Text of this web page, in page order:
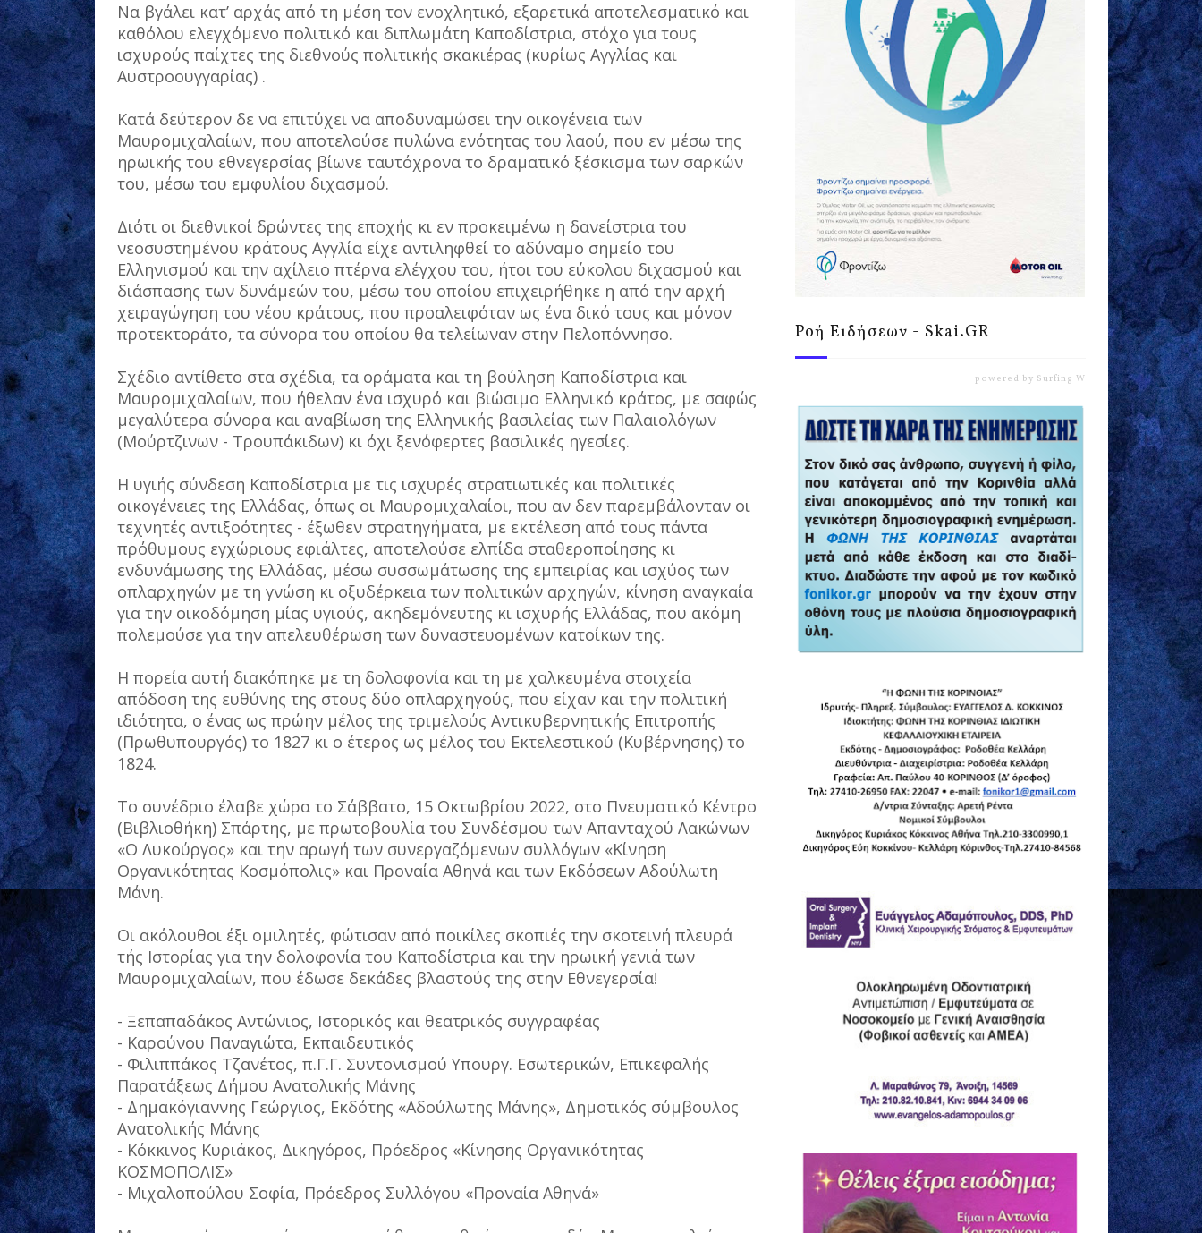
Να βγάλει κατ’ αρχάς από τη μέση τον ενοχλητικό, εξαρετικά αποτελεσματικό και
καθόλου ελεγχόμενο πολιτικό και διπλωμάτη Καποδίστρια, στόχο για τους
ισχυρούς παίχτες της διεθνούς πολιτικής σκακιέρας (κυρίως Αγγλίας και
Αυστροουγγαρίας) .
Κατά δεύτερον δε να επιτύχει να αποδυναμώσει την οικογένεια των
Μαυρομιχαλαίων, που αποτελούσε πυλώνα ενότητας του λαού, που εν μέσω της
ηρωικής του εθνεγερσίας βίωνε ταυτόχρονα το δραματικό ξέσκισμα των σαρκών
του, μέσω του εμφυλίου διχασμού.
Διότι οι διεθνικοί δρώντες της εποχής κι εν προκειμένω η δανείστρια του
νεοσυστημένου κράτους Αγγλία είχε αντιληφθεί το αδύναμο σημείο του
Ελληνισμού και την αχίλειο πτέρνα ελέγχου του, ήτοι του εύκολου διχασμού και
διάσπασης των δυνάμεών του, μέσω του οποίου επιχειρήθηκε η από την αρχή
χειραγώγηση του νέου κράτους, που προαλειφόταν ως ένα δικό τους και μόνον
προτεκτοράτο, τα σύνορα του οποίου θα τελείωναν στην Πελοπόννησο.
Σχέδιο αντίθετο στα σχέδια, τα οράματα και τη βούληση Καποδίστρια και
Μαυρομιχαλαίων, που ήθελαν ένα ισχυρό και βιώσιμο Ελληνικό κράτος, με σαφώς
μεγαλύτερα σύνορα και αναβίωση της Ελληνικής βασιλείας των Παλαιολόγων
(Μούρτζινων - Τρουπάκιδων) κι όχι ξενόφερτες βασιλικές ηγεσίες.
Η υγιής σύνδεση Καποδίστρια με τις ισχυρές στρατιωτικές και πολιτικές
οικογένειες της Ελλάδας, όπως οι Μαυρομιχαλαίοι, που αν δεν παρεμβάλονταν οι
τεχνητές αντιξοότητες - έξωθεν στρατηγήματα, με εκτέλεση από τους πάντα
πρόθυμους εγχώριους εφιάλτες, αποτελούσε ελπίδα σταθεροποίησης κι
ενδυνάμωσης της Ελλάδας, μέσω συσσωμάτωσης της εμπειρίας και ισχύος των
οπλαρχηγών με τη γνώση κι οξυδέρκεια των πολιτικών αρχηγών, κίνηση αναγκαία
για την οικοδόμηση μίας υγιούς, ακηδεμόνευτης κι ισχυρής Ελλάδας, που ακόμη
πολεμούσε για την απελευθέρωση των δυναστευομένων κατοίκων της.
Η πορεία αυτή διακόπηκε με τη δολοφονία και τη με χαλκευμένα στοιχεία
απόδοση της ευθύνης της στους δύο οπλαρχηγούς, που είχαν και την πολιτική
ιδιότητα, ο ένας ως πρώην μέλος της τριμελούς Αντικυβερνητικής Επιτροπής
(Πρωθυπουργός) το 1827 κι ο έτερος ως μέλος του Εκτελεστικού (Κυβέρνησης) το
1824.
Το συνέδριο έλαβε χώρα το Σάββατο, 15 Οκτωβρίου 2022, στο Πνευματικό Κέντρο
(Βιβλιοθήκη) Σπάρτης, με πρωτοβουλία του Συνδέσμου των Απανταχού Λακώνων
«Ο Λυκούργος» και την αρωγή των συνεργαζόμενων συλλόγων «Κίνηση
Οργανικότητας Κοσμόπολις» και Προναία Αθηνά και των Εκδόσεων Αδούλωτη
Μάνη.
Οι ακόλουθοι έξι ομιλητές, φώτισαν από ποικίλες σκοπιές την σκοτεινή πλευρά
τής Ιστορίας για την δολοφονία του Καποδίστρια και την ηρωική γενιά των
Μαυρομιχαλαίων, που έδωσε δεκάδες βλαστούς της στην Εθνεγερσία!
- Ξεπαπαδάκος Αντώνιος, Ιστορικός και θεατρικός συγγραφέας
- Καρούνου Παναγιώτα, Εκπαιδευτικός
- Φιλιππάκος Τζανέτος, π.Γ.Γ. Συντονισμού Υπουργ. Εσωτερικών, Επικεφαλής
Παρατάξεως Δήμου Ανατολικής Μάνης
- Δημακόγιαννης Γεώργιος, Εκδότης «Αδούλωτης Μάνης», Δημοτικός σύμβουλος
Ανατολικής Μάνης
- Κόκκινος Κυριάκος, Δικηγόρος, Πρόεδρος «Κίνησης Οργανικότητας
ΚΟΣΜΟΠΟΛΙΣ»
- Μιχαλοπούλου Σοφία, Πρόεδρος Συλλόγου «Προναία Αθηνά»
Ροή Ειδήσεων - Skai.GR
powered by Surfing Waves